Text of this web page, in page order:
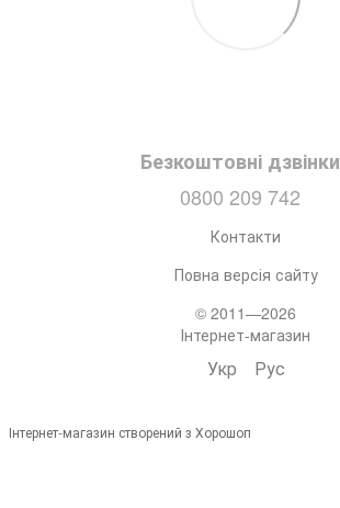
Безкоштовні дзвінки
0800 209 742
Контакти
Повна версія сайту
© 2011—2026
Інтернет-магазин
Укр Рус
Інтернет-магазин створений з Хорошоп